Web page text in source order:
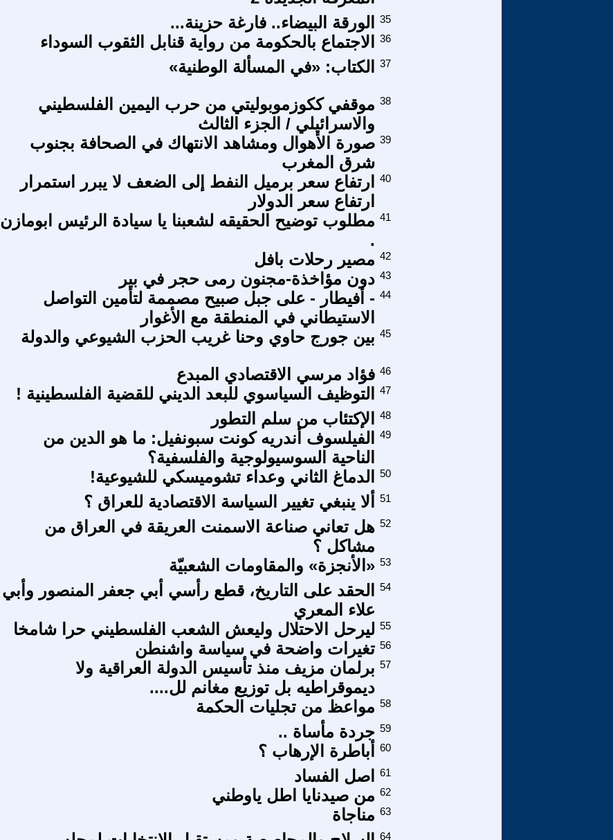
الورقة البيضاء.. فارغة حزينة...
35
الاجتماع بالحكومة من رواية قنابل الثقوب السوداء 36
الكتاب: «في المسألة الوطنية» 37
موقفي ككوزموبوليتي من حرب اليمين الفلسطيني
والاسرائيلي / الجزء الثالث
38
صورة الأهوال ومشاهد الانتهاك في الصحافة بجنوب
شرق المغرب
39
ارتفاع سعر برميل النفط إلى الضعف لا يبرر استمرار
ارتفاع سعر الدولار
40
مطلوب توضيح الحقيقه لشعبنا يا سيادة الرئيس ابومازن
.
41
مصير رحلات بافل 42
دون مؤاخذة-مجنون رمى حجر في بير 43
- أفيطار - على جبل صبيح مصممة لتأمين التواصل
الاستيطاني في المنطقة مع الأغوار
44
بين جورج حاوي وحنا غريب الحزب الشيوعي والدولة 45
فؤاد مرسي الاقتصادي المبدع 46
التوظيف السياسوي للبعد الديني للقضية الفلسطينية ! 47
الإكتئاب من سلم التطور
48
الفيلسوف أندريه كونت سبونفيل: ما هو الدين من
الناحية السوسيولوجية والفلسفية؟
49
الدماغ الثاني وعداء تشوميسكي للشيوعية! 50
ألا ينبغي تغيير السياسة الاقتصادية للعراق ؟ 51
هل تعاني صناعة الاسمنت العريقة في العراق من
مشاكل ؟
52
«الأنجزة» والمقاومات الشعبيّة 53
الحقد على التاريخ، قطع رأسي أبي جعفر المنصور وأبي
علاء المعري
54
ليرحل الاحتلال وليعش الشعب الفلسطيني حرا شامخا 55
تغيرات واضحة في سياسة واشنطن 56
برلمان مزيف منذ تأسيس الدولة العراقية ولا
ديموقراطيه بل توزيع مغانم لل....
57
مواعظ من تجليات الحكمة 58
جردة مأساة .. 59
أباطرة الإرهاب ؟ 60
اصل الفساد
61
من صيدنايا اطل ياوطني 62
مناجاة 63
64